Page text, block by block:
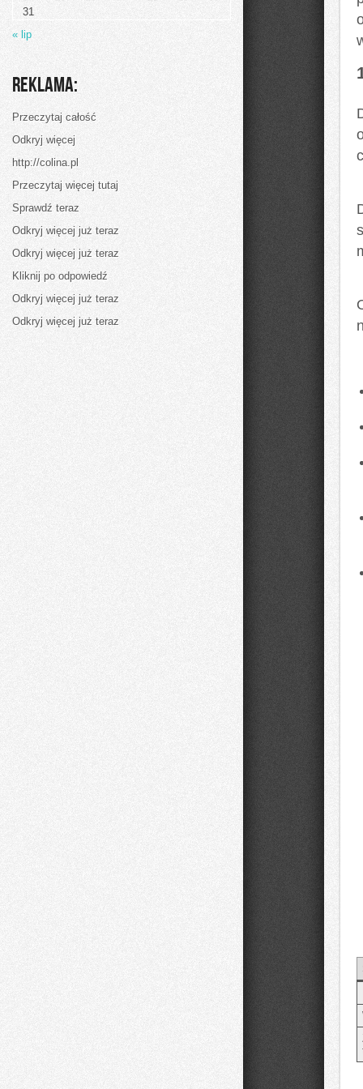
31
« lip
Reklama:
Przeczytaj całość
Odkryj więcej
http://colina.pl
Przeczytaj więcej tutaj
Sprawdź teraz
Odkryj więcej już teraz
Odkryj więcej już teraz
Kliknij po odpowiedź
Odkryj więcej już teraz
Odkryj więcej już teraz